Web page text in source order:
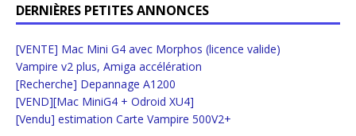
DERNIÈRES PETITES ANNONCES
[VENTE] Mac Mini G4 avec Morphos (licence valide)
Vampire v2 plus, Amiga accélération
[Recherche] Depannage A1200
[VEND][Mac MiniG4 + Odroid XU4]
[Vendu] estimation Carte Vampire 500V2+